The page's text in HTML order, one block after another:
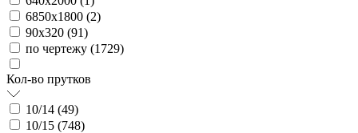
6850х1800 (2)
90х320 (91)
по чертежу (1729)
Кол-во прутков
10/14 (49)
10/15 (748)